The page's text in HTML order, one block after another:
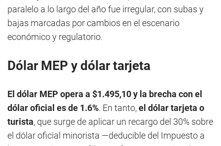
paralelo a lo largo del año fue irregular, con subas y
bajas marcadas por cambios en el escenario
económico y regulatorio.
Dólar MEP y dólar tarjeta
El dólar MEP opera a $1.495,10 y la brecha con el
dólar oficial es de 1.6%. En tanto,el dólar tarjeta o
turista, que surge de aplicar un recargo del 30% sobre
el dólar oficial minorista —deducible del Impuesto a